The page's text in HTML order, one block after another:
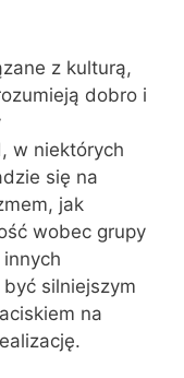
z kulturą,
dobro i
w niektórych
się na
jak
wobec grupy
silniejszym
na